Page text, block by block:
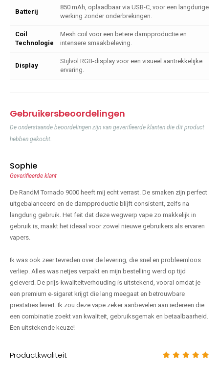
Batterij
850 mAh, oplaadbaar via USB-C, voor een langdurige
werking zonder onderbrekingen.
Coil
Technologie
Mesh coil voor een betere dampproductie en
intensere smaakbeleving.
Display
Stijlvol RGB-display voor een visueel aantrekkelijke
ervaring.
Gebruikersbeoordelingen
De onderstaande beoordelingen zijn van geverifieerde klanten die dit product
hebben gekocht.
Sophie
Geverifieerde klant
De RandM Tornado 9000 heeft mij echt verrast. De smaken zijn perfect
uitgebalanceerd en de dampproductie blijft consistent, zelfs na
langdurig gebruik. Het feit dat deze wegwerp vape zo makkelijk in
gebruik is, maakt het ideaal voor zowel nieuwe gebruikers als ervaren
vapers.
Ik was ook zeer tevreden over de levering, die snel en probleemloos
verliep. Alles was netjes verpakt en mijn bestelling werd op tijd
geleverd. De prijs-kwaliteitverhouding is uitstekend, vooral omdat je
een premium e-sigaret krijgt die lang meegaat en betrouwbare
prestaties levert. Ik zou deze vape zeker aanbevelen aan iedereen die
een combinatie zoekt van kwaliteit, gebruiksgemak en betaalbaarheid.
Een uitstekende keuze!
Productkwaliteit